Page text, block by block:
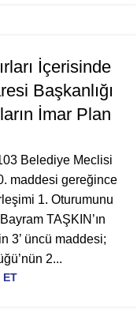
İçerisinde
Başkanlığı
İmar Plan
Belediye Meclisi
maddesi gereğince
1. Oturumunu
TAŞKIN’ın
3’ üncü maddesi;
2...
ET